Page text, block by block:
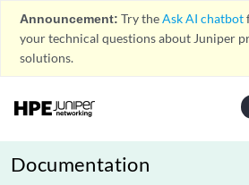
Announcement: Try theAsk AI chatbot
your technical questions about Juniper
solutions.
Documentation